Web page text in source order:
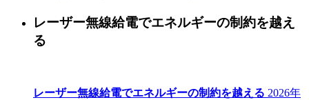
レーザー無線給電でエネルギーの制約を越え
る
レーザー無線給電でエネルギーの制約を越える 2026年